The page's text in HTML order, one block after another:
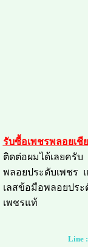
รับซื้อเพชรพลอยเชี
ติดต่อผมได้เลยครั
พลอยประดับเพชร
เลสข้อมือพลอยปร
เพชรแท้
Line